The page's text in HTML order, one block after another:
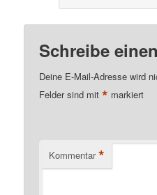
Schreibe
Deine E-Mail-Adresse wird
Felder sind mit* markiert
Kommentar *